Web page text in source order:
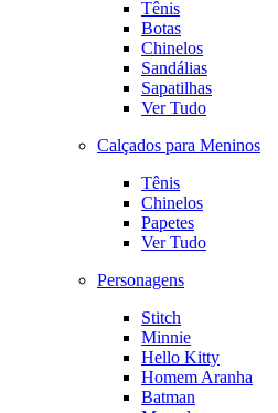
Tênis
Botas
Chinelos
Sandálias
Sapatilhas
Ver Tudo
Calçados para Meninos
Tênis
Chinelos
Papetes
Ver Tudo
Personagens
Stitch
Minnie
Hello Kitty
Homem Aranha
Batman